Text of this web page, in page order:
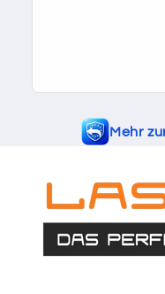
Mehr